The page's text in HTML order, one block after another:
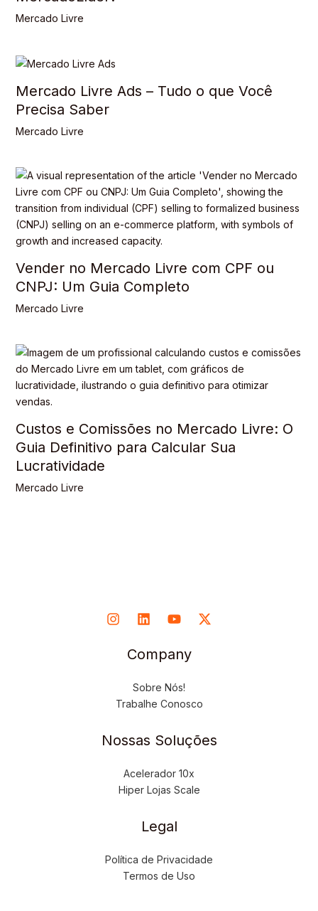
Mercado Livre
Mercado Livre Ads – Tudo o que Você
Precisa Saber
Mercado Livre
Vender no Mercado Livre com CPF ou
CNPJ: Um Guia Completo
Mercado Livre
Custos e Comissões no Mercado Livre: O
Guia Definitivo para Calcular Sua
Lucratividade
Mercado Livre
Company
Sobre Nós!
Trabalhe Conosco
Nossas Soluções
Acelerador 10x
Hiper Lojas Scale
Legal
Política de Privacidade
Termos de Uso